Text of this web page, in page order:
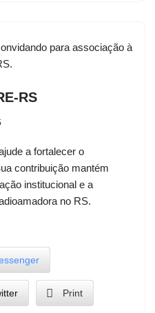
RS
a fortalecer o
contribuição mantém
institucional e a
no RS.
Print